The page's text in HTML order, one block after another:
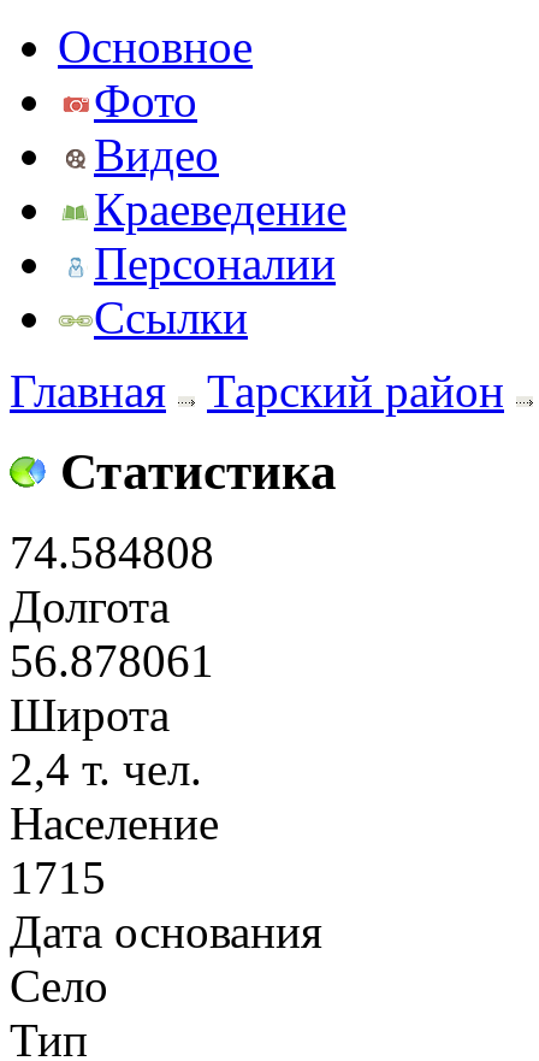
Основное
Фото
Видео
Краеведение
Персоналии
Ссылки
Главная
Тарский район
Статистика
74.584808
Долгота
56.878061
Широта
2,4 т. чел.
Население
1715
Дата основания
Село
Тип